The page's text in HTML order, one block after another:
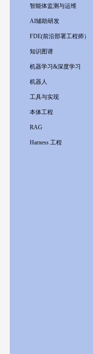
智能体监测与运维
AI辅助研发
FDE(前沿部署工程师）
知识图谱
机器学习&深度学习
机器人
工具与实现
本体工程
RAG
Harness 工程